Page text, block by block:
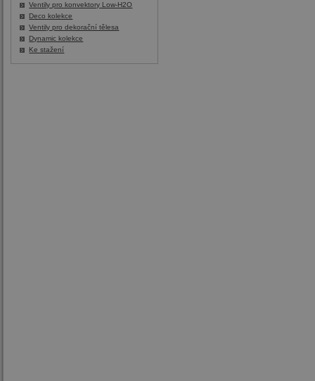
Ventily pro konvektory Low-H2O
Deco kolekce
Ventily pro dekorační tělesa
Dynamic kolekce
Ke stažení